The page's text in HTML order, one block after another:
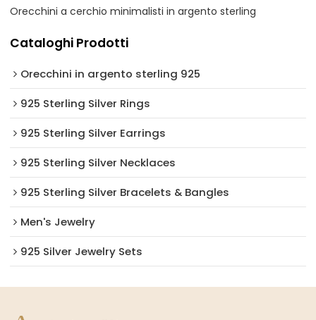
Orecchini a cerchio minimalisti in argento sterling
Cataloghi Prodotti
Orecchini in argento sterling 925
925 Sterling Silver Rings
925 Sterling Silver Earrings
925 Sterling Silver Necklaces
925 Sterling Silver Bracelets & Bangles
Men's Jewelry
925 Silver Jewelry Sets